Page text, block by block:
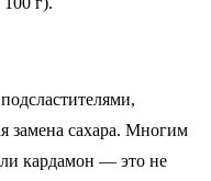
замена сахара. Многим
кардамон — это не